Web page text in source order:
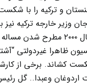
و ترکیه را با
وزیر خارجه ترکیه نیز
ظاهرا غیردولتی
کشاند. برخی از
اردوغان وعبدا.. گل